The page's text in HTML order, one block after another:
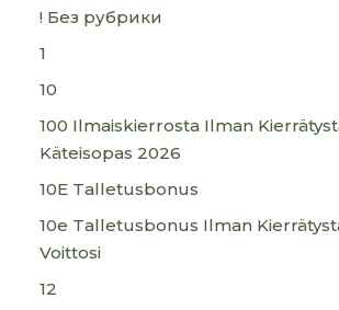
! Без рубрики
1
10
100 Ilmaiskierrosta Ilman
Käteisopas 2026
10E Talletusbonus
10e Talletusbonus Ilman
Voittosi
12